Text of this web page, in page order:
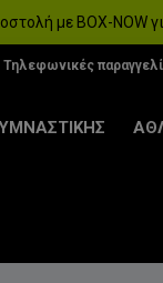
με BOX-NOW
Τηλεφωνικές